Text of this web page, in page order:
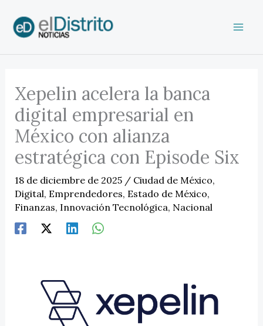
contenido
Xepelin acelera la banca
digital empresarial en
México con alianza
estratégica con Episode Six
18 de diciembre de 2025 / Ciudad de México,
Digital, Emprendedores, Estado de México,
Finanzas, Innovación Tecnológica, Nacional